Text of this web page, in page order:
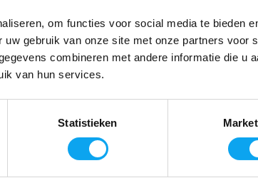
om functies voor social media te bieden
gebruik van onze site met onze partners voor
combineren met andere informatie die u
van hun services.
Statistieken